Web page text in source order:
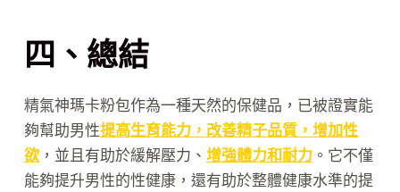
四、總結
精氣神瑪卡粉包作為一種天然的保健品，已被證實能
夠幫助男性提高生育能力，改善精子品質，增加性
欲，並且有助於緩解壓力、 增強體力和耐力 。它不僅
能夠提升男性的性健康，還有助於整體健康水準的提